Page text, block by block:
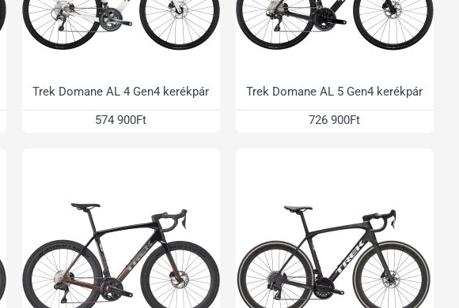
Trek Domane AL 4 Gen4 kerékpár
574 900Ft
Trek Domane AL 5 Gen4 kerékpár
726 900Ft